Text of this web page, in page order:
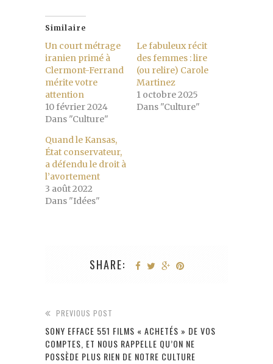
Similaire
Un court métrage
iranien primé à
Clermont-Ferrand
mérite votre
attention
10 février 2024
Dans "Culture"
Le fabuleux récit
des femmes : lire
(ou relire) Carole
Martinez
1 octobre 2025
Dans "Culture"
Quand le Kansas,
État conservateur,
a défendu le droit à
l’avortement
3 août 2022
Dans "Idées"
SHARE:
PREVIOUS POST
SONY EFFACE 551 FILMS « ACHETÉS » DE VOS
COMPTES, ET NOUS RAPPELLE QU’ON NE
POSSÈDE PLUS RIEN DE NOTRE CULTURE